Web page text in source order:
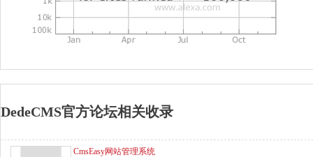
DedeCMS官方论坛相关收录
CmsEasy网站管理系统